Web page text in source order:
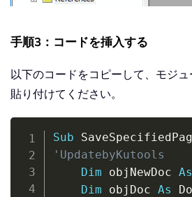
手順3：コードを挿入する
以下のコードをコピーして、モジ
貼り付けてください。
Sub
'UpdatebyKutools
Dim objNewDoc As
Dim objDoc As